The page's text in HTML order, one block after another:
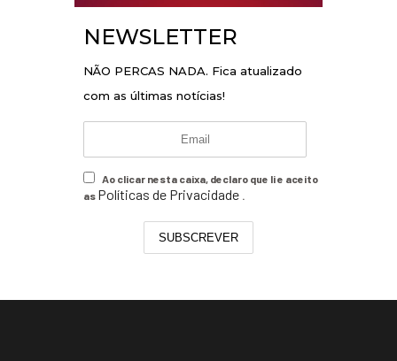
NEWSLETTER
NÃO PERCAS NADA. Fica atualizado
com as últimas notícias!
Ao clicar nesta caixa, declaro que li e aceito
as Políticas de Privacidade
SUBSCREVER